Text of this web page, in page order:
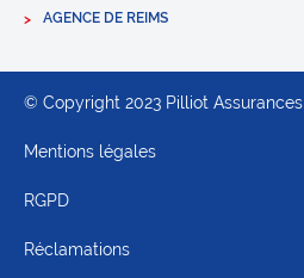
AGENCE DE REIMS
© Copyright 2023 Pilliot Assurances
Mentions légales
RGPD
Réclamations